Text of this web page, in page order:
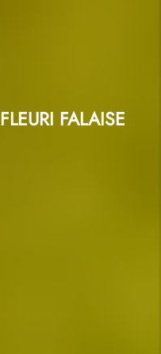
FALAISE